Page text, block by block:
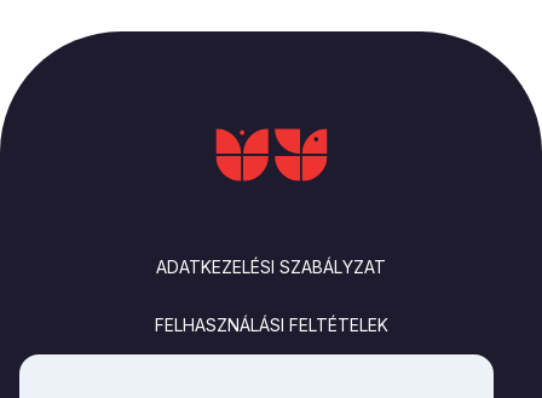
ADATKEZELÉSI SZABÁLYZAT
FELHASZNÁLÁSI FELTÉTELEK